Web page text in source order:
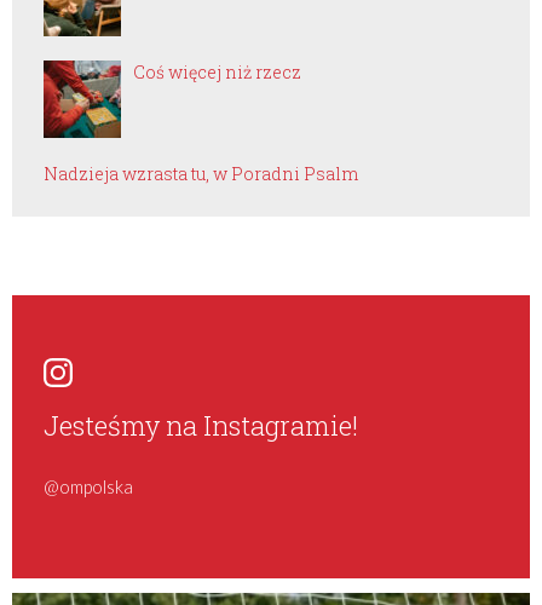
Coś więcej niż rzecz
Nadzieja wzrasta tu, w Poradni Psalm
Jesteśmy na Instagramie!
@ompolska